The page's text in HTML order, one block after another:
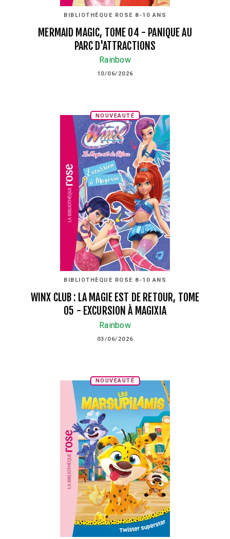
BIBLIOTHÈQUE ROSE 8-10 ANS
MERMAID MAGIC, TOME 04 - PANIQUE AU
PARC D'ATTRACTIONS
Rainbow
10/06/2026
NOUVEAUTÉ
BIBLIOTHÈQUE ROSE 8-10 ANS
WINX CLUB : LA MAGIE EST DE RETOUR, TOME
05 - EXCURSION À MAGIXIA
Rainbow
03/06/2026
NOUVEAUTÉ